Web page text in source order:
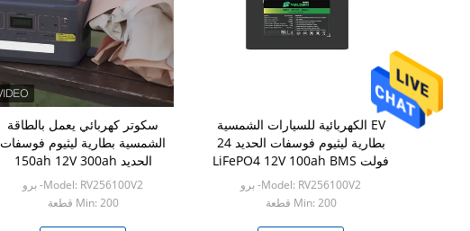
سكوتر كهربائي يعمل بالطاقة
الشمسية بطارية ليثيوم فوسفات
الحديد 150ah 12V 300ah
20000mah
Model: RV256100V2- برو
Min: 200 قطعة
EV الكهربائية للسيارات الشمسية
بطارية ليثيوم فوسفات الحديد 24
فولت LiFePO4 12V 100ah BMS
Model: RV256100V2- برو
Min: 200 قطعة